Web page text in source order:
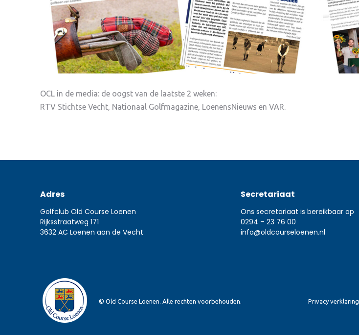
OCL in de media: de oogst van de laatste 2 weken:
RTV Stichtse Vecht, Nationaal Golfmagazine, LoenensNieuws en VAR.
Adres
Golfclub Old Course Loenen
Rijksstraatweg 171
3632 AC Loenen aan de Vecht
Secretariaat
Ons secretariaat is bereikbaar op
0294 – 23 76 00
info@oldcourseloenen.nl
© Old Course Loenen. Alle rechten voorbehouden. Privacy verklaring